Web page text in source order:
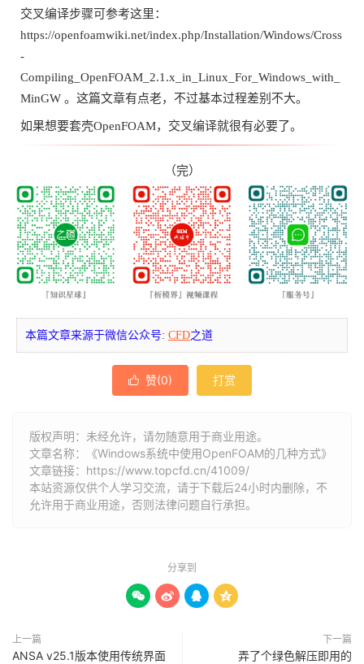
交叉编译步骤可参考这里：
https://openfoamwiki.net/index.php/Installation/Windows/Cross
-
Compiling_OpenFOAM_2.1.x_in_Linux_For_Windows_with_
MinGW 。这篇文章有点老，不过基本过程差别不大。
如果想要套壳OpenFOAM，交叉编译就很有必要了。
（完）
本篇文章来源于微信公众号: CFD之道
 赞(0) 打赏
版权声明：未经允许，请勿随意用于商业用途。
文章名称：《Windows系统中使用OpenFOAM的几种方式》
文章链接： https://www.topcfd.cn/41009/
本站资源仅供个人学习交流，请于下载后24小时内删除，不
允许用于商业用途，否则法律问题自行承担。
分享到
   
上一篇
ANSA v25.1版本使用传统界面
下一篇
弄了个绿色解压即用的